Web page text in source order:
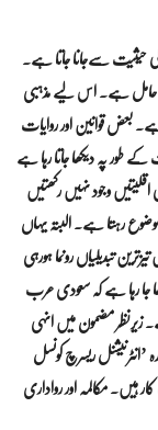
کی حیثیت سےجانا جاتا ہے۔
کی حامل ہے۔ اس لیے مذہبی
بعض قوانین اور روایات
پہ دیکھا جاتا رہا ہے
اقلیتیں وجود نہیں رکھتیں
رہتا ہے۔ البتہ یہاں
تبدیلیاں رونما ہورہی
جا رہا ہے کہ سعودی عرب
زیرنظر مضمون میں انہی
’انٹرنیشنل ریسرچ کونسل
ہیں۔ مکالمہ اور رواداری